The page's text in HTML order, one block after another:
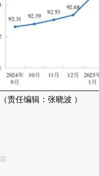
（责任编辑：张晓波 ）
：